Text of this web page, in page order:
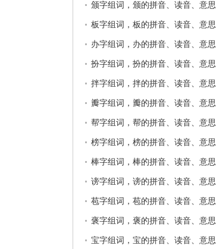
颁字组词，颁的拼音、读音、意思
板字组词，板的拼音、读音、意思
办字组词，办的拼音、读音、意思
扮字组词，扮的拼音、读音、意思
拌字组词，拌的拼音、读音、意思
瓣字组词，瓣的拼音、读音、意思
帮字组词，帮的拼音、读音、意思
榜字组词，榜的拼音、读音、意思
棒字组词，棒的拼音、读音、意思
谤字组词，谤的拼音、读音、意思
苞字组词，苞的拼音、读音、意思
褒字组词，褒的拼音、读音、意思
宝字组词，宝的拼音、读音、意思